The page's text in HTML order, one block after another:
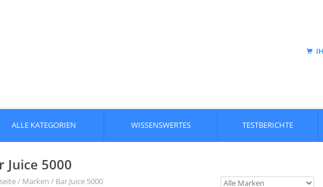
ALLE KATEGORIEN WISSENSWERTES TESTBERICHTE
Juice 5000
/ Marken / Bar Juice 5000